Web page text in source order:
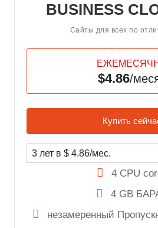
BUSINESS
Сайты для всех по
$4.86/
Купить
4 CPU
4 GB
незамеренный